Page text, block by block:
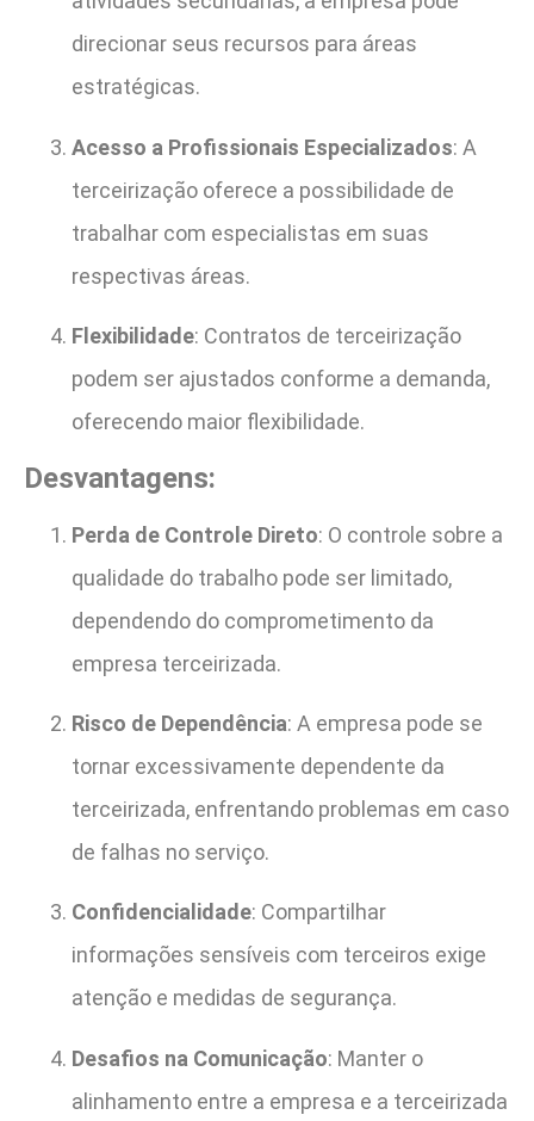
direcionar seus recursos para áreas
estratégicas.
Acesso a Profissionais Especializados: A
terceirização oferece a possibilidade de
trabalhar com especialistas em suas
respectivas áreas.
Flexibilidade: Contratos de terceirização
podem ser ajustados conforme a demanda,
oferecendo maior flexibilidade.
Desvantagens:
Perda de Controle Direto: O controle sobre a
qualidade do trabalho pode ser limitado,
dependendo do comprometimento da
empresa terceirizada.
Risco de Dependência: A empresa pode se
tornar excessivamente dependente da
terceirizada, enfrentando problemas em caso
de falhas no serviço.
Confidencialidade: Compartilhar
informações sensíveis com terceiros exige
atenção e medidas de segurança.
Desafios na Comunicação: Manter o
alinhamento entre a empresa e a terceirizada